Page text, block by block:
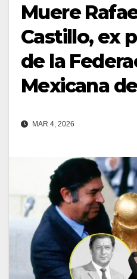
Muere
Castillo, ex
de la
Mexicana
MAR 4, 2026